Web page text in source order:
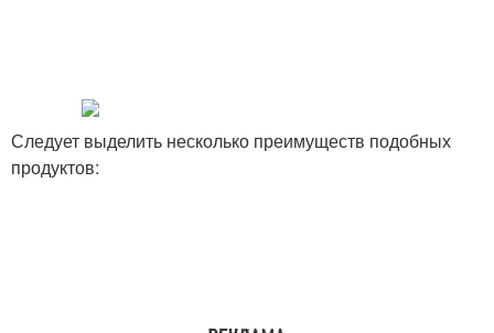
Следует выделить несколько преимуществ подобных
продуктов: